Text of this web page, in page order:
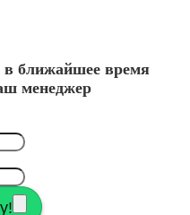
в ближайшее время
менеджер